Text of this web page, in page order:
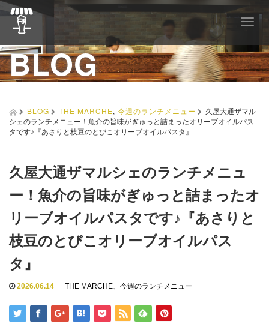
T
g
g
l
e
v
o
n
BLOG
BLOG THE MARCHE, 今週のランチメニュー
久屋大通ザマル
シェのランチメニュー！魚介の旨味がぎゅっと詰まったオリーブオイルパス
タです♪『あさりと枝豆のとびこオリーブオイルパスタ』
久屋大通ザマルシェのランチメニュ
ー！魚介の旨味がぎゅっと詰まったオ
リーブオイルパスタです♪『あさりと
枝豆のとびこオリーブオイルパス
タ』
2026.06.14 THE MARCHE、 今週のランチメニュー